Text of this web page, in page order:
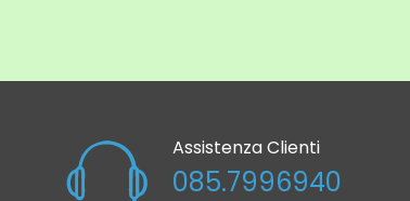
Assistenza Clienti
085.7996940